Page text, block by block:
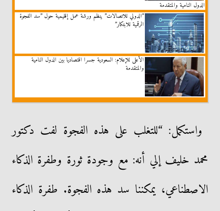
الدول النامية والمتقدمة
”الدولي للاتصالات” ينظم ورشة عمل إقليمية حول ”سد الفجوة
الرقمية للابتكار”
الأعلى للإعلام: السعودية جسرا اقتصاديا بين الدول النامية
والمتقدمة
واستكمل: “للتغلب على هذه الفجوة لفت دكتور
محمد خليف إلي أنه: مع وجودة ثورة وطفرة الذكاء
الاصطناعي، يمكننا سد هذه الفجوة. طفرة الذكاء